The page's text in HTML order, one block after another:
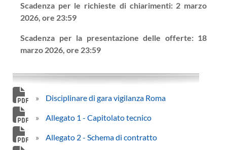
Scadenza per le richieste di chiarimenti: 2 marzo
2026, ore 23:59
Scadenza per la presentazione delle offerte: 18
marzo 2026, ore 23:59
» Disciplinare di gara vigilanza Roma
» Allegato 1 - Capitolato tecnico
» Allegato 2 - Schema di contratto